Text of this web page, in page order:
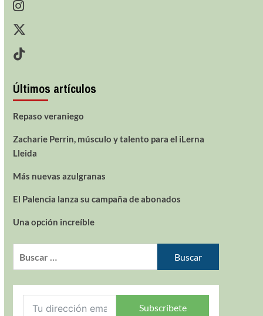
Últimos artículos
Repaso veraniego
Zacharie Perrin, músculo y talento para el iLerna
Lleida
Más nuevas azulgranas
El Palencia lanza su campaña de abonados
Una opción increíble
Subscríbete